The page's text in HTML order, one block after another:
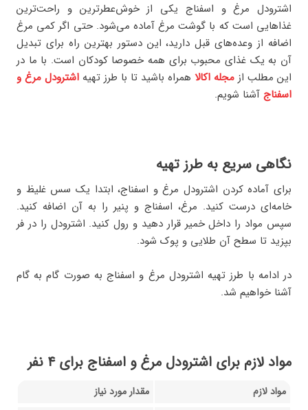
اشترودل مرغ و اسفناج یکی از خوش‌عطرترین و راحت‌ترین
غذاهایی است که با گوشت مرغ آماده می‌شود. حتی اگر کمی مرغ
اضافه از وعده‌های قبل دارید، این دستور بهترین راه برای تبدیل
آن به یک غذای محبوب برای همه خصوصا کودکان است. با ما در
این مطلب از مجله اکالا همراه باشید تا با طرز تهیه اشترودل مرغ و
اسفناج آشنا شویم.
نگاهی سریع به طرز تهیه
برای آماده کردن اشترودل مرغ و اسفناج، ابتدا یک سس غلیظ و
خامه‌ای درست کنید. مرغ، اسفناج و پنیر را به آن اضافه ‌کنید.
سپس مواد را داخل خمیر قرار ‌دهید و رول کنید. اشترودل را در فر
بپزید تا سطح آن طلایی و پوک شود.
در ادامه با طرز تهیه اشترودل مرغ و اسفناج به صورت گام به گام
آشنا خواهیم شد.
مواد لازم برای اشترودل مرغ و اسفناج برای ۴ نفر
مواد لازم
مقدار مورد نیاز